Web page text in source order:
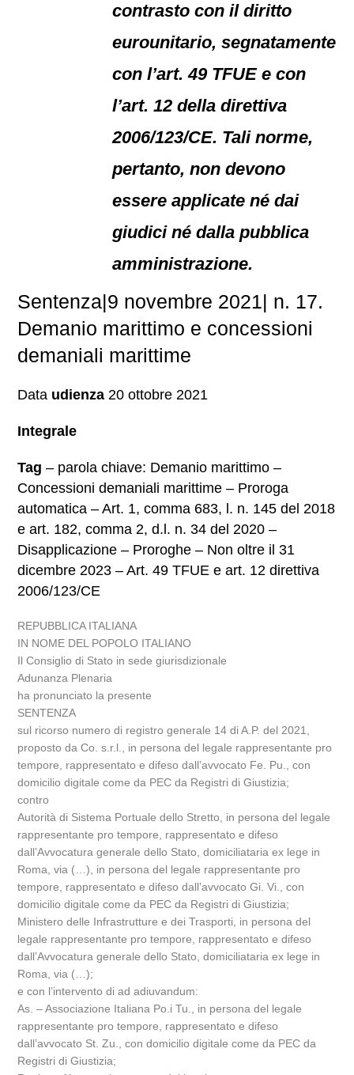
contrasto con il diritto
eurounitario, segnatamente
con l’art. 49 TFUE e con
l’art. 12 della direttiva
2006/123/CE. Tali norme,
pertanto, non devono
essere applicate né dai
giudici né dalla pubblica
amministrazione.
Sentenza|9 novembre 2021| n. 17.
Demanio marittimo e concessioni
demaniali marittime
Data udienza 20 ottobre 2021
Integrale
Tag – parola chiave: Demanio marittimo –
Concessioni demaniali marittime – Proroga
automatica – Art. 1, comma 683, l. n. 145 del 2018
e art. 182, comma 2, d.l. n. 34 del 2020 –
Disapplicazione – Proroghe – Non oltre il 31
dicembre 2023 – Art. 49 TFUE e art. 12 direttiva
2006/123/CE
REPUBBLICA ITALIANA
IN NOME DEL POPOLO ITALIANO
Il Consiglio di Stato in sede giurisdizionale
Adunanza Plenaria
ha pronunciato la presente
SENTENZA
sul ricorso numero di registro generale 14 di A.P. del 2021,
proposto da Co. s.r.l., in persona del legale rappresentante pro
tempore, rappresentato e difeso dall’avvocato Fe. Pu., con
domicilio digitale come da PEC da Registri di Giustizia;
contro
Autorità di Sistema Portuale dello Stretto, in persona del legale
rappresentante pro tempore, rappresentato e difeso
dall’Avvocatura generale dello Stato, domiciliataria ex lege in
Roma, via (…), in persona del legale rappresentante pro
tempore, rappresentato e difeso dall’avvocato Gi. Vi., con
domicilio digitale come da PEC da Registri di Giustizia;
Ministero delle Infrastrutture e dei Trasporti, in persona del
legale rappresentante pro tempore, rappresentato e difeso
dall’Avvocatura generale dello Stato, domiciliataria ex lege in
Roma, via (…);
e con l’intervento di ad adiuvandum:
As. – Associazione Italiana Po.i Tu., in persona del legale
rappresentante pro tempore, rappresentato e difeso
dall’avvocato St. Zu., con domicilio digitale come da PEC da
Registri di Giustizia;